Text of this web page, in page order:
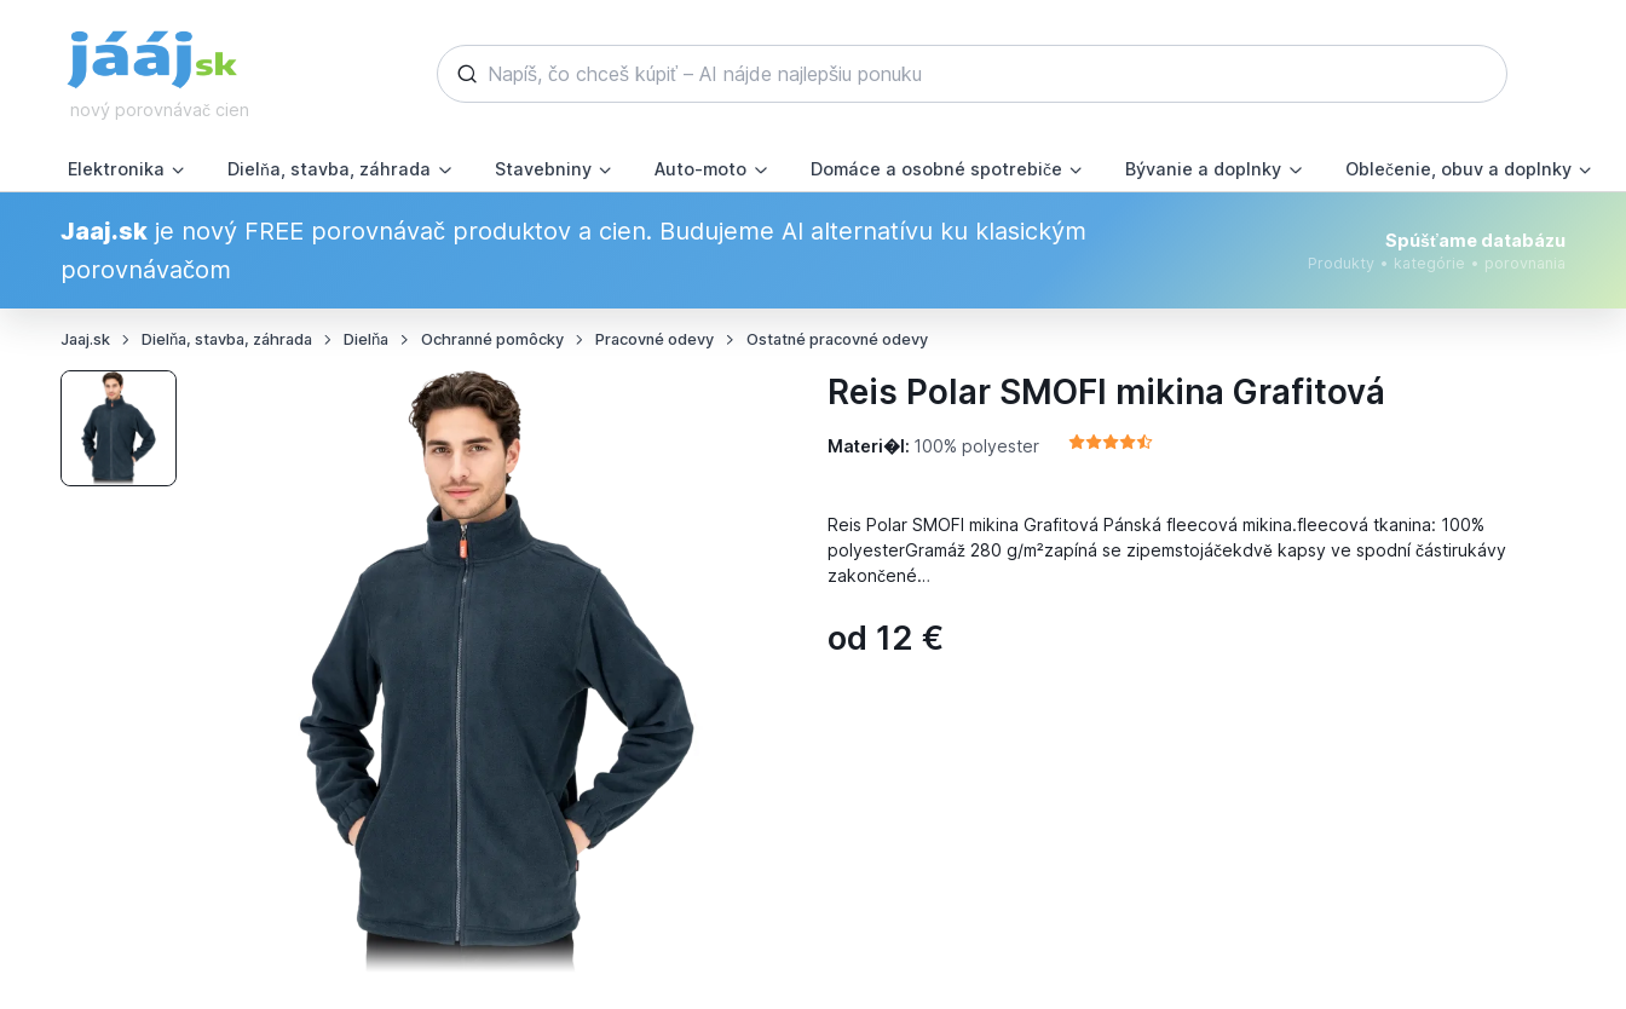
nový porovnávač cien
Elektronika Dielňa, stavba, záhrada Stavebniny Auto-moto Domáce a osobné spotrebiče Bývanie a doplnky Oblečenie, obuv a doplnky
Jaaj.skje nový FREE porovnávač produktov a cien. Budujeme AI alternatívu ku klasickým
porovnávačom
Spúšťame databázu
Produkty • kategórie • porovnania
Jaaj.sk Dielňa, stavba, záhrada Dielňa Ochranné pomôcky Pracovné odevy Ostatné pracovné odevy
Reis Polar SMOFI mikina Grafitová
Materi�l: 100% polyester
Reis Polar SMOFI mikina Grafitová Pánská fleecová mikina.fleecová tkanina: 100%
polyesterGramáž 280 g/m²zapíná se zipemstojáčekdvě kapsy ve spodní částirukávy
zakončené…
od 12 €